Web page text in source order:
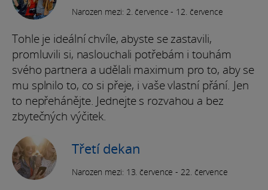
Narozen mezi: 2. července - 12. července
Tohle je ideální chvíle, abyste se zastavili,
promluvili si, naslouchali potřebám i touhám
svého partnera a udělali maximum pro to, aby se
mu splnilo to, co si přeje, i vaše vlastní přání. Jen
to nepřehánějte. Jednejte s rozvahou a bez
zbytečných výčitek.
Třetí dekan
Narozen mezi: 13. července - 22. července